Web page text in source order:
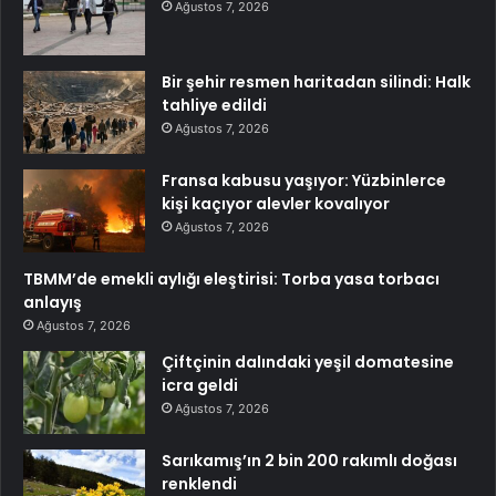
Ağustos 7, 2026
Bir şehir resmen haritadan silindi: Halk
tahliye edildi
Ağustos 7, 2026
Fransa kabusu yaşıyor: Yüzbinlerce
kişi kaçıyor alevler kovalıyor
Ağustos 7, 2026
TBMM’de emekli aylığı eleştirisi: Torba yasa torbacı
anlayış
Ağustos 7, 2026
Çiftçinin dalındaki yeşil domatesine
icra geldi
Ağustos 7, 2026
Sarıkamış’ın 2 bin 200 rakımlı doğası
renklendi